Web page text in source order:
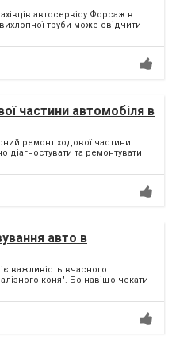
автосервісу Форсаж в
труби може свідчити
частини автомобіля в
ремонт ходової частини
діагностувати та ремонтувати
авто в
важливість вчасного
коня". Бо навіщо чекати